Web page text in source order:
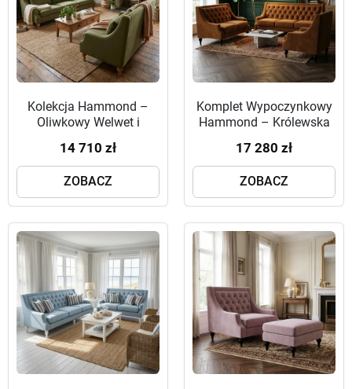
Kolekcja Hammond –
Oliwkowy Welwet i
14 710 zł
ZOBACZ
Komplet Wypoczynkowy
Hammond – Królewska
Salonie
17 280 zł
ZOBACZ